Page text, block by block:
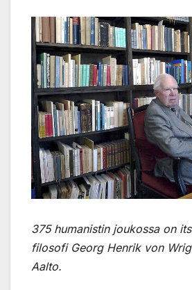
375 humanistin joukossa on
filosofi Georg Henrik von
Aalto.